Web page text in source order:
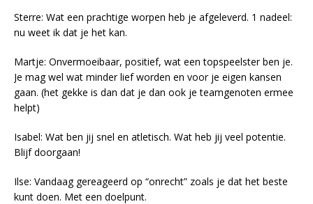
Sterre: Wat een prachtige worpen heb je afgeleverd. 1 nadeel:
nu weet ik dat je het kan.
Martje: Onvermoeibaar, positief, wat een topspeelster ben je.
Je mag wel wat minder lief worden en voor je eigen kansen
gaan. (het gekke is dan dat je dan ook je teamgenoten ermee
helpt)
Isabel: Wat ben jij snel en atletisch. Wat heb jij veel potentie.
Blijf doorgaan!
Ilse: Vandaag gereageerd op “onrecht” zoals je dat het beste
kunt doen. Met een doelpunt.